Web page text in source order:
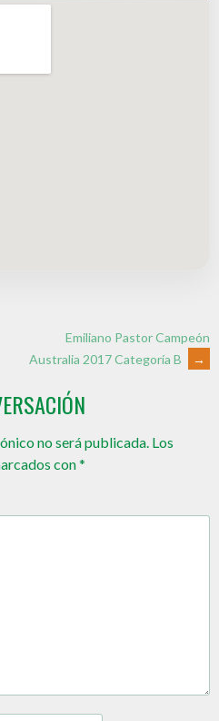
Emiliano Pastor Campeón
Australia 2017 Categoría B
→
no será publicada. Los
con*